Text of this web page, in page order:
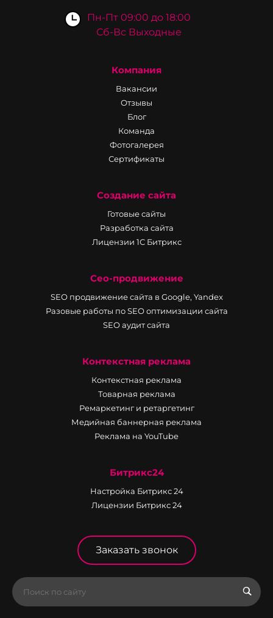
Пн-Пт 09:00 до 18:00
Сб-Вс Выходные
Компания
Вакансии
Отзывы
Блог
Команда
Фотогалерея
Сертификаты
Создание сайта
Готовые сайты
Разработка сайта
Лицензии 1С Битрикс
Сео-продвижение
SEO продвижение сайта в Google, Yandex
Разовые работы по SEO оптимизации сайта
SEO аудит сайта
Контекстная реклама
Контекстная реклама
Товарная реклама
Ремаркетинг и ретаргетинг
Медийная баннерная реклама
Реклама на YouTube
Битрикс24
Настройка Битрикс 24
Лицензии Битрикс 24
Заказать звонок